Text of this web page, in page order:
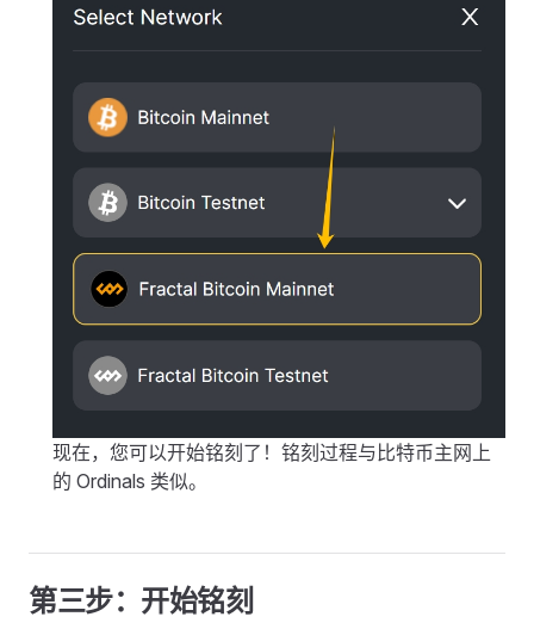
现在，您可以开始铭刻了！铭刻过程与比特币主网上
的 Ordinals 类似。
第三步：开始铭刻